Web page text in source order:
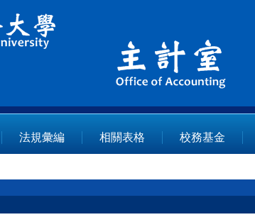
法規彙編 相關表格 校務基金